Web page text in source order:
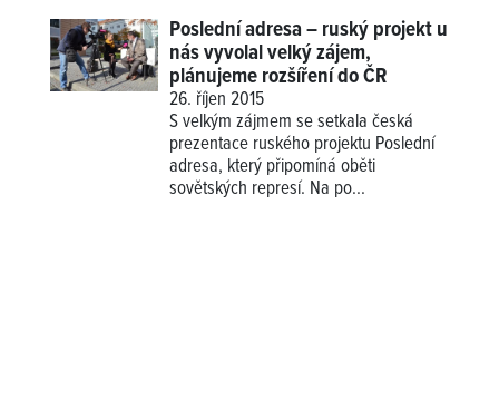
Poslední adresa – ruský projekt u
nás vyvolal velký zájem,
plánujeme rozšíření do ČR
26. říjen 2015
S velkým zájmem se setkala česká
prezentace ruského projektu Poslední
adresa, který připomíná oběti
sovětských represí. Na po...